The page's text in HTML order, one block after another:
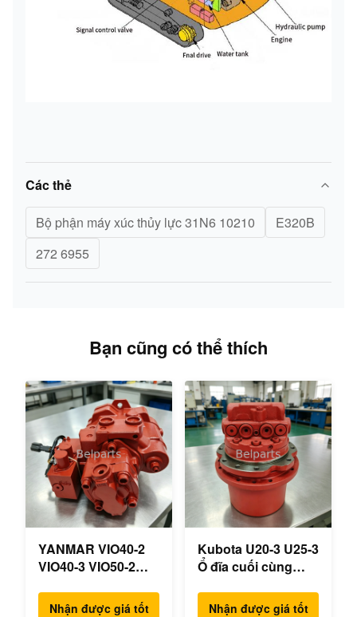
Các thẻ
Bộ phận máy xúc thủy lực 31N6 10210
E320B
272 6955
Bạn cũng có thể thích
YANMAR VIO40-2
VIO40-3 VIO50-2
VIO55-3 Máy bơm
Nhận được giá tốt
Kubota U20-3 U25-3
Ổ đĩa cuối cùng
230F Động cơ du
Nhận được giá tốt